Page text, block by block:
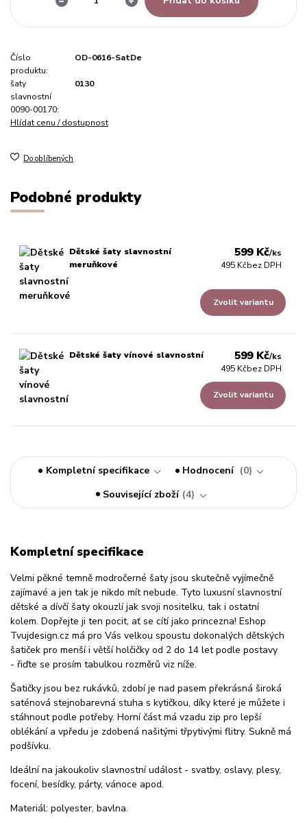
Číslo
produktu:
OD-0616-SatDe
šaty
slavnostní
0090-00170:
0130
Hlídat cenu / dostupnost
Do oblíbených
Podobné produkty
Dětské šaty slavnostní
meruňkové
599 Kč/ks
495 Kčbez DPH
Zvolit variantu
Dětské šaty vínové slavnostní 599 Kč/ks
495 Kčbez DPH
Zvolit variantu
Kompletní specifikace Hodnocení
0
Související zboží 4
Kompletní specifikace
Velmi pěkné temně modročerné šaty jsou skutečně vyjímečně
zajímavé a jen tak je nikdo mít nebude. Tyto luxusní slavnostní
dětské a dívčí šaty okouzlí jak svoji nositelku, tak i ostatní
kolem. Dopřejte ji ten pocit, ať se cítí jako princezna! Eshop
Tvujdesign.cz má pro Vás velkou spoustu dokonalých dětských
šatiček pro menší i větší holčičky od 2 do 14 let podle postavy
- řiďte se prosím tabulkou rozměrů viz níže.
Šatičky jsou bez rukávků, zdobí je nad pasem překrásná široká
saténová stejnobarevná stuha s kytičkou, díky které je můžete i
stáhnout podle potřeby. Horní část má vzadu zip pro lepší
oblékání a vpředu je zdobená našitými třpytivými flitry. Sukně má
podšívku.
Ideální na jakoukoliv slavnostní událost - svatby, oslavy, plesy,
focení, besídky, párty, vánoce apod.
Materiál: polyester, bavlna.